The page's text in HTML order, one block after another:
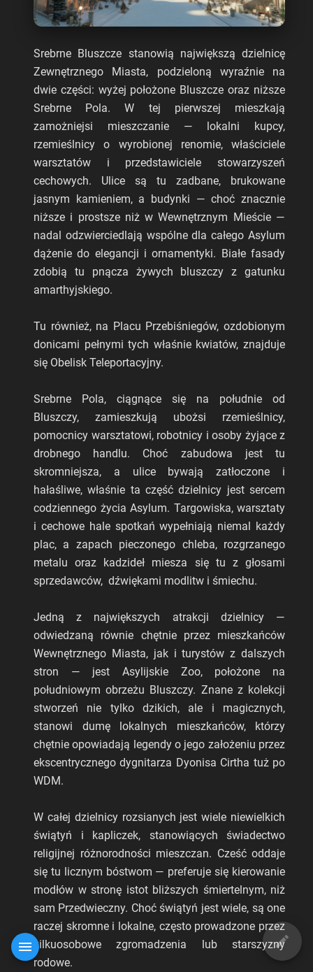
Srebrne Bluszcze stanowią największą dzielnicę
Zewnętrznego Miasta, podzieloną wyraźnie na
dwie części: wyżej położone Bluszcze oraz niższe
Srebrne Pola. W tej pierwszej mieszkają
zamożniejsi mieszczanie — lokalni kupcy,
rzemieślnicy o wyrobionej renomie, właściciele
warsztatów i przedstawiciele stowarzyszeń
cechowych. Ulice są tu zadbane, brukowane
jasnym kamieniem, a budynki — choć znacznie
niższe i prostsze niż w Wewnętrznym Mieście —
nadal odzwierciedlają wspólne dla całego Asylum
dążenie do elegancji i ornamentyki. Białe fasady
zdobią tu pnącza żywych bluszczy z gatunku
amarthyjskiego.
Tu również, na Placu Przebiśniegów, ozdobionym
donicami pełnymi tych właśnie kwiatów, znajduje
się Obelisk Teleportacyjny.
Srebrne Pola, ciągnące się na południe od
Bluszczy, zamieszkują ubożsi rzemieślnicy,
pomocnicy warsztatowi, robotnicy i osoby żyjące z
drobnego handlu. Choć zabudowa jest tu
skromniejsza, a ulice bywają zatłoczone i
hałaśliwe, właśnie ta część dzielnicy jest sercem
codziennego życia Asylum. Targowiska, warsztaty
i cechowe hale spotkań wypełniają niemal każdy
plac, a zapach pieczonego chleba, rozgrzanego
metalu oraz kadzideł miesza się tu z głosami
sprzedawców, dźwiękami modlitw i śmiechu.
Jedną z największych atrakcji dzielnicy —
odwiedzaną równie chętnie przez mieszkańców
Wewnętrznego Miasta, jak i turystów z dalszych
stron — jest Asylijskie Zoo, położone na
południowym obrzeżu Bluszczy. Znane z kolekcji
stworzeń nie tylko dzikich, ale i magicznych,
stanowi dumę lokalnych mieszkańców, którzy
chętnie opowiadają legendy o jego założeniu przez
ekscentrycznego dygnitarza Dyonisa Cirtha tuż po
WDM.
W całej dzielnicy rozsianych jest wiele niewielkich
świątyń i kapliczek, stanowiących świadectwo
religijnej różnorodności mieszczan. Cześć oddaje
się tu licznym bóstwom — preferuje się kierowanie
modłów w stronę istot bliższych śmiertelnym, niż
sam Przedwieczny. Choć świątyń jest wiele, są one
raczej skromne i lokalne, często prowadzone przez
kilkuosobowe zgromadzenia lub starszyzny
rodowe.